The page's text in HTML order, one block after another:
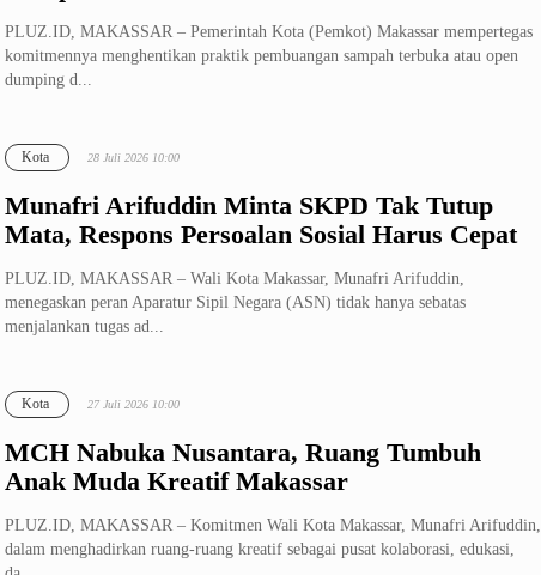
PLUZ.ID, MAKASSAR – Pemerintah Kota (Pemkot) Makassar mempertegas
komitmennya menghentikan praktik pembuangan sampah terbuka atau open
dumping d...
Munafri Arifuddin Minta SKPD Tak Tutup
Mata, Respons Persoalan Sosial Harus Cepat
Kota 28 Juli 2026 10:00
PLUZ.ID, MAKASSAR – Wali Kota Makassar, Munafri Arifuddin,
menegaskan peran Aparatur Sipil Negara (ASN) tidak hanya sebatas
menjalankan tugas ad...
MCH Nabuka Nusantara, Ruang Tumbuh
Anak Muda Kreatif Makassar
Kota 27 Juli 2026 10:00
PLUZ.ID, MAKASSAR – Komitmen Wali Kota Makassar, Munafri Arifuddin,
dalam menghadirkan ruang-ruang kreatif sebagai pusat kolaborasi, edukasi,